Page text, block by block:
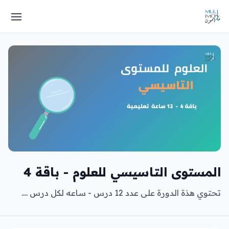
المستوى التاسيسي للعلوم - باقة 4
تحتوي هذة الدورة على عدد 12 درس - ساعه لكل درس ....